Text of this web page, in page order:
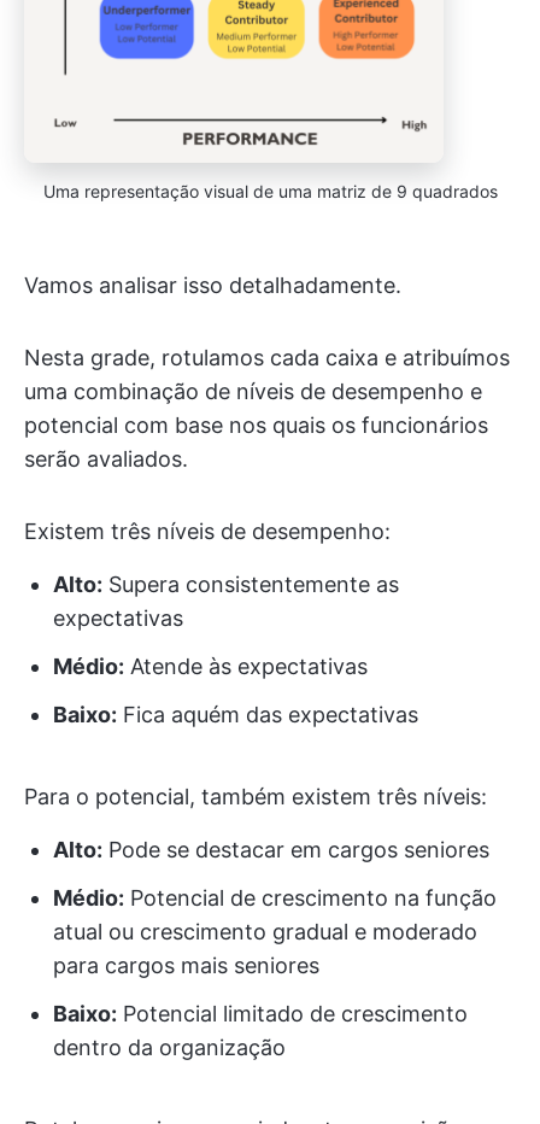
Uma representação visual de uma matriz de 9 quadrados
Vamos analisar isso detalhadamente.
Nesta grade, rotulamos cada caixa e atribuímos
uma combinação de níveis de desempenho e
potencial com base nos quais os funcionários
serão avaliados.
Existem três níveis de desempenho:
Alto: Supera consistentemente as
expectativas
Médio: Atende às expectativas
Baixo: Fica aquém das expectativas
Para o potencial, também existem três níveis:
Alto: Pode se destacar em cargos seniores
Médio: Potencial de crescimento na função
atual ou crescimento gradual e moderado
para cargos mais seniores
Baixo: Potencial limitado de crescimento
dentro da organização